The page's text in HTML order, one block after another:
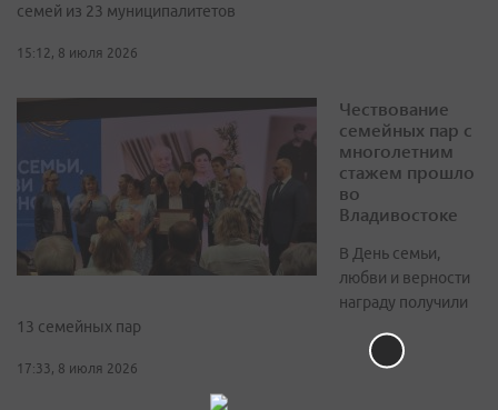
семей из 23 муниципалитетов
15:12, 8 июля 2026
Чествование
семейных пар с
многолетним
стажем прошло
во
Владивостоке
В День семьи,
любви и верности
награду получили
13 семейных пар
17:33, 8 июля 2026